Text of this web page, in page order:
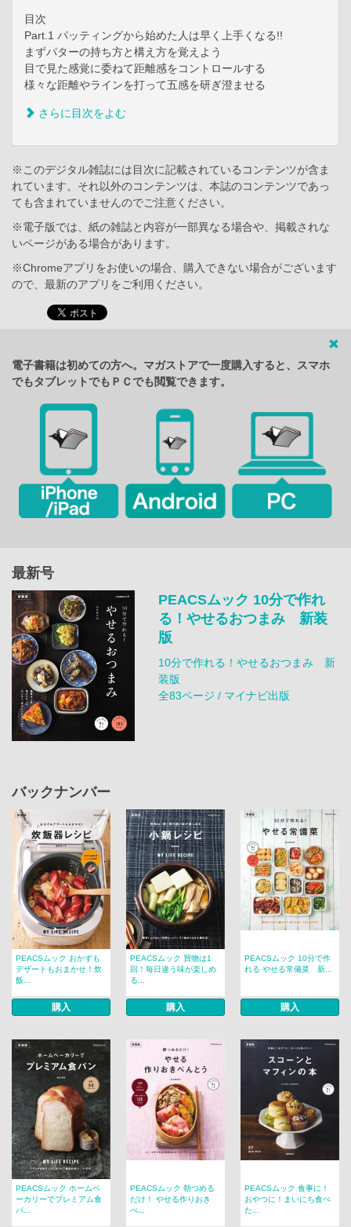
目次
Part.1 パッティングから始めた人は早く上手くなる!!
まずパターの持ち方と構え方を覚えよう
目で見た感覚に委ねて距離感をコントロールする
様々な距離やラインを打って五感を研ぎ澄ませる
さらに目次をよむ
※このデジタル雑誌には目次に記載されているコンテンツが含ま
れています。それ以外のコンテンツは、本誌のコンテンツであっ
ても含まれていませんのでご注意ください。
※電子版では、紙の雑誌と内容が一部異なる場合や、掲載されな
いページがある場合があります。
※Chromeアプリをお使いの場合、購入できない場合がございます
ので、最新のアプリをご利用ください。
電子書籍は初めての方へ。マガストアで一度購入すると、スマホ
でもタブレットでもＰＣでも閲覧できます。
最新号
PEACSムック 10分で作れ
る！やせるおつまみ 新装
版
10分で作れる！やせるおつまみ 新
装版
全83ページ / マイナビ出版
バックナンバー
PEACSムック おかずも
デザートもおまかせ！炊
飯...
購入
PEACSムック 買物は1
回！毎日違う味が楽しめ
る...
購入
PEACSムック 10分で作
れる やせる常備菜 新...
購入
PEACSムック ホームベ
ーカリーでプレミアム食
パ...
PEACSムック 朝つめる
だけ！ やせる作りおき
べ...
PEACSムック 食事に！
おやつに！まいにち食べ
た...